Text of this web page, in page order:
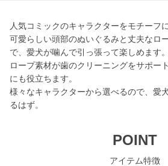
人気コミックのキャラクターをモチーフ
可愛らしい頭部のぬいぐるみと丈夫なロ
で、愛犬が噛んで引っ張って楽しめます。
ロープ素材が歯のクリーニングをサポー
にも役立ちます。
様々なキャラクターから選べるので、愛
るはず。
POINT
アイテム特徴